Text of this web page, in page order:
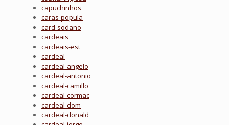
capuchinhos
caras-popula
card-sodano
cardeais
cardeais-est
cardeal
cardeal-angelo
cardeal-antonio
cardeal-camillo
cardeal-cormac
cardeal-dom
cardeal-donald